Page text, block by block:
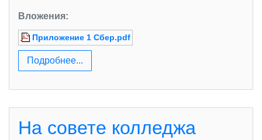
Вложения:
Приложение 1 Сбер.pdf
Подробнее...
На совете колледжа